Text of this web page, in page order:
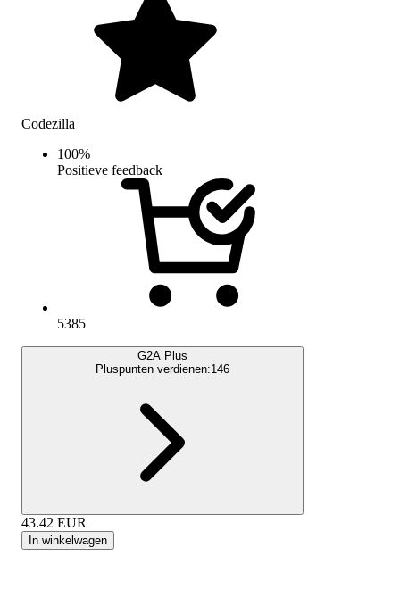
Codezilla
100%
Positieve feedback
5385
G2A Plus
Pluspunten verdienen:146
43.42 EUR
In winkelwagen